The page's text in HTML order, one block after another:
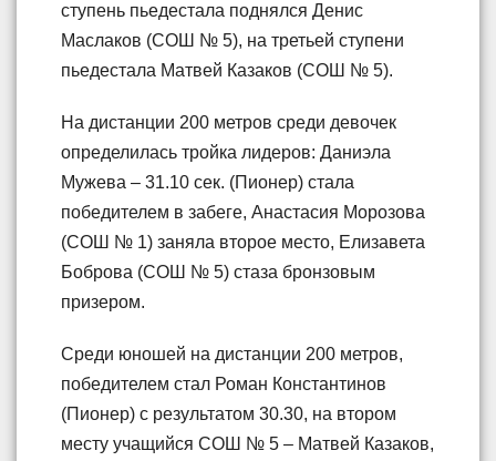
ступень пьедестала поднялся Денис
Маслаков (СОШ № 5), на третьей ступени
пьедестала Матвей Казаков (СОШ № 5).
На дистанции 200 метров среди девочек
определилась тройка лидеров: Даниэла
Мужева – 31.10 сек. (Пионер) стала
победителем в забеге, Анастасия Морозова
(СОШ № 1) заняла второе место, Елизавета
Боброва (СОШ № 5) стаза бронзовым
призером.
Среди юношей на дистанции 200 метров,
победителем стал Роман Константинов
(Пионер) с результатом 30.30, на втором
месту учащийся СОШ № 5 – Матвей Казаков,